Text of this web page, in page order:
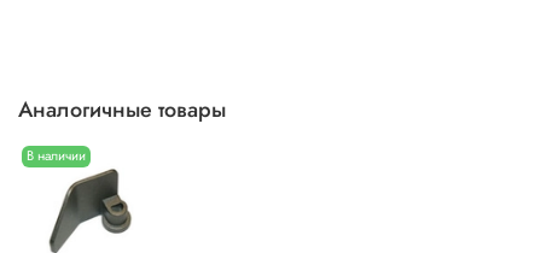
Аналогичные товары
В наличии